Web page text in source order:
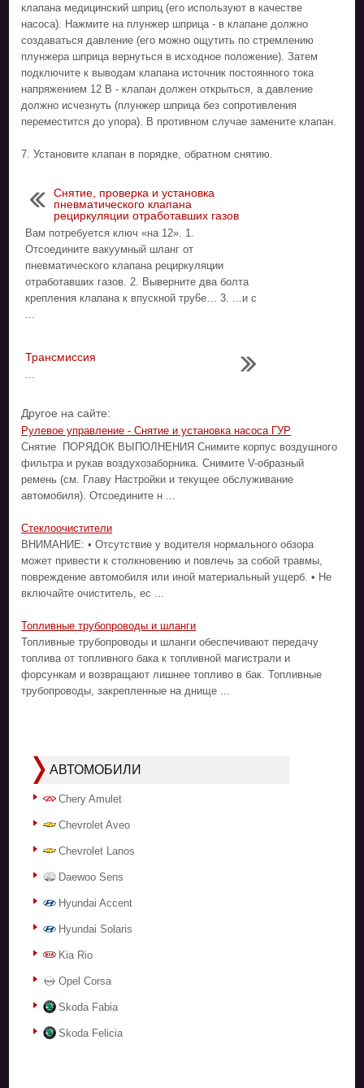
клапана медицинский шприц (его используют в качестве
насоса). Нажмите на плунжер шприца - в клапане должно
создаваться давление (его можно ощутить по стремлению
плунжера шприца вернуться в исходное положение). Затем
подключите к выводам клапана источник постоянного тока
напряжением 12 В - клапан должен открыться, а давление
должно исчезнуть (плунжер шприца без сопротивления
переместится до упора). В противном случае замените клапан.
7. Установите клапан в порядке, обратном снятию.
Снятие, проверка и установка
пневматического клапана
рециркуляции отработавших газов
Вам потребуется ключ «на 12». 1.
Отсоедините вакуумный шланг от
пневматического клапана рециркуляции
отработавших газов. 2. Выверните два болта
крепления клапана к впускной тру6е… 3. ...и с
Трансмиссия
Другое на сайте:
Рулевое управление - Снятие и установка насоса ГУР
Снятие ПОРЯДОК ВЫПОЛНЕНИЯ Снимите корпус воздушного
фильтра и рукав воздухозаборника. Снимите V-образный
ремень (см. Главу Настройки и текущее обслуживание
автомобиля). Отсоедините н ...
Стеклоочистители
ВНИМАНИЕ: • Отсутствие у водителя нормального обзора
может привести к столкновению и повлечь за собой травмы,
повреждение автомобиля или иной материальный ущерб. • Не
включайте очиститель, ес ...
Топливные трубопроводы и шланги
Топливные трубопроводы и шланги обеспечивают передачу
топлива от топливного бака к топливной магистрали и
форсункам и возвращают лишнее топливо в бак. Топливные
трубопроводы, закрепленные на днище ...
АВТОМОБИЛИ
Chery Amulet
Chevrolet Aveo
Chevrolet Lanos
Daewoo Sens
Hyundai Accent
Hyundai Solaris
Kia Rio
Opel Corsa
Skoda Fabia
Skoda Felicia